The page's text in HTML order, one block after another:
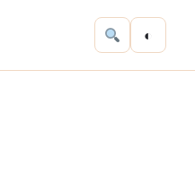
◐